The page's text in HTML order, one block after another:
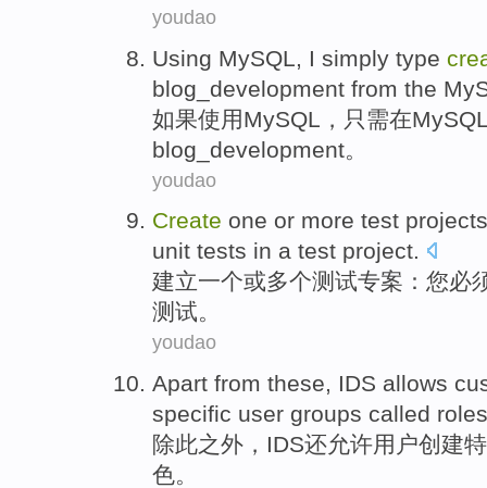
youdao
Using MySQL , I simply type
blog_development from the
如果使用MySQL ， 只需在
blog_development。
youdao
Create one or more test projects
unit tests in a test project.
建立一个或多个测试专案 ： 您必
测试。
youdao
Apart from these, IDS allows
specific user groups called roles
除此之外， IDS还允许用户创建
色。